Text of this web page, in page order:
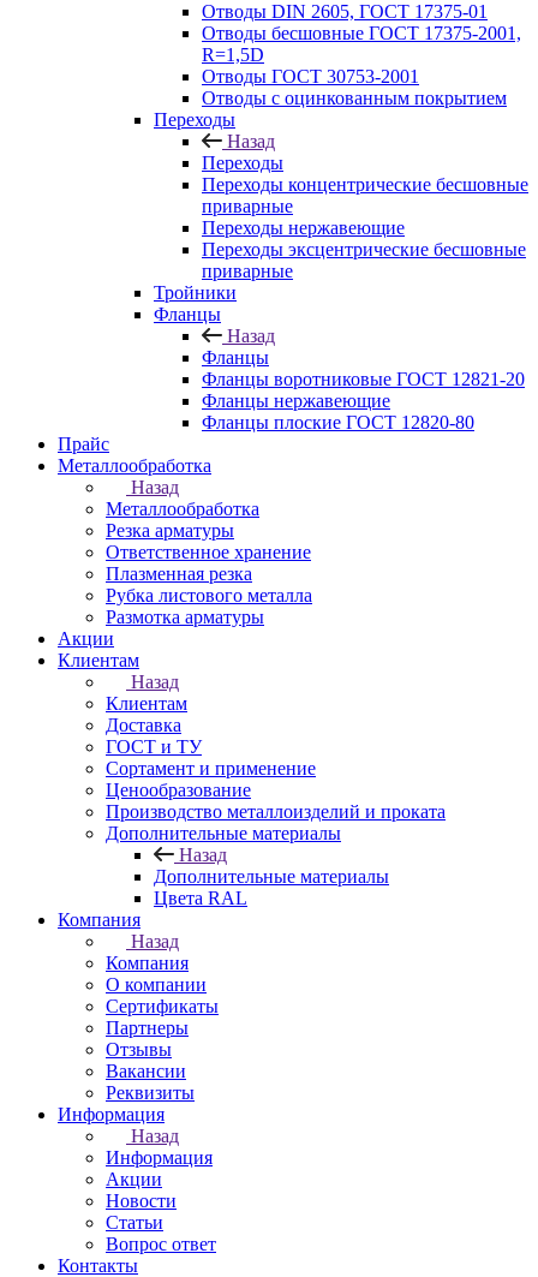
Отводы DIN 2605, ГОСТ 17375-01
Отводы бесшовные ГОСТ 17375-2001,
R=1,5D
Отводы ГОСТ 30753-2001
Отводы с оцинкованным покрытием
Переходы
Назад
Переходы
Переходы концентрические бесшовные
приварные
Переходы нержавеющие
Переходы эксцентрические бесшовные
приварные
Тройники
Фланцы
Назад
Фланцы
Фланцы воротниковые ГОСТ 12821-20
Фланцы нержавеющие
Фланцы плоские ГОСТ 12820-80
Прайс
Металлообработка
Назад
Металлообработка
Резка арматуры
Ответственное хранение
Плазменная резка
Рубка листового металла
Размотка арматуры
Акции
Клиентам
Назад
Клиентам
Доставка
ГОСТ и ТУ
Сортамент и применение
Ценообразование
Производство металлоизделий и проката
Дополнительные материалы
Назад
Дополнительные материалы
Цвета RAL
Компания
Назад
Компания
О компании
Сертификаты
Партнеры
Отзывы
Вакансии
Реквизиты
Информация
Назад
Информация
Акции
Новости
Статьи
Вопрос ответ
Контакты